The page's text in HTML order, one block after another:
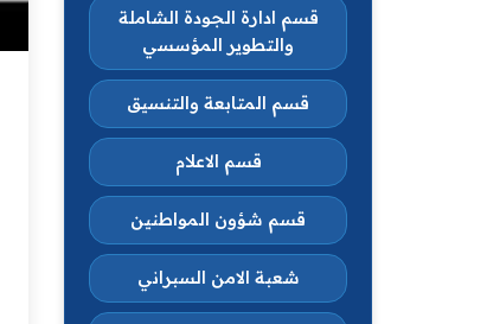
قسم ادارة الجودة الشاملة
والتطوير المؤسسي
قسم المتابعة والتنسيق
قسم الاعلام
قسم شؤون المواطنين
شعبة الامن السبراني